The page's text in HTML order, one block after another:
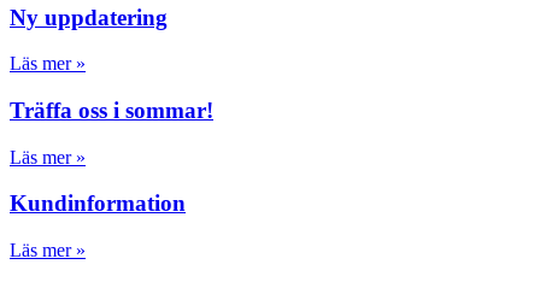
Ny uppdatering
Läs mer »
Träffa oss i sommar!
Läs mer »
Kundinformation
Läs mer »